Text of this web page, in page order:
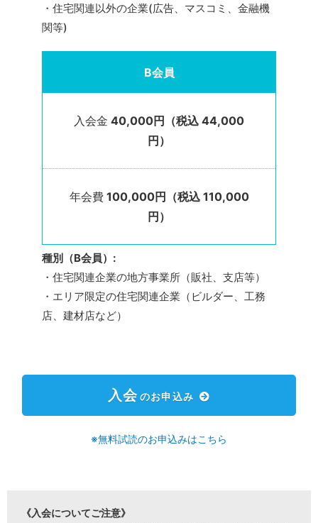
・住宅関連以外の企業(広告、マスコミ、金融機
関等)
B会員
入会金 40,000円（税込 44,000
円）
年会費 100,000円（税込 110,000
円）
種別（B会員）:
・住宅関連企業の地方事業所（販社、支店等）
・エリア限定の住宅関連企業（ビルダー、工務
店、建材店など）
入会のお申込み
※無料試読のお申込みはこちら
《入会についてご注意》